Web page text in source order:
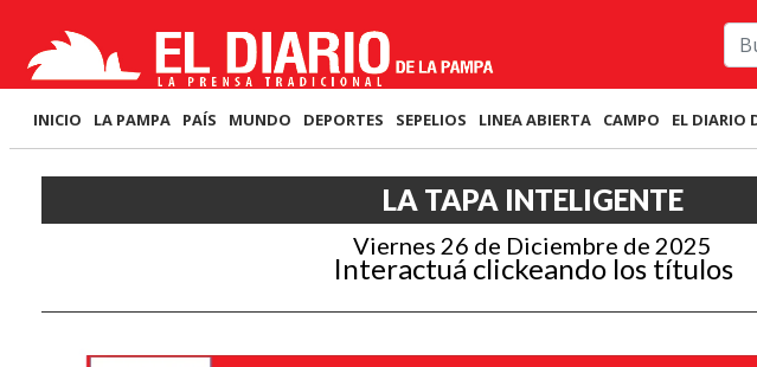
INICIO LA PAMPA PAÍS MUNDO DEPORTES SEPELIOS LINEA ABIERTA CAMPO EL DIARIO
LA TAPA INTELIGENTE
Viernes 26 de Diciembre de 2025
Interactuá clickeando los títulos